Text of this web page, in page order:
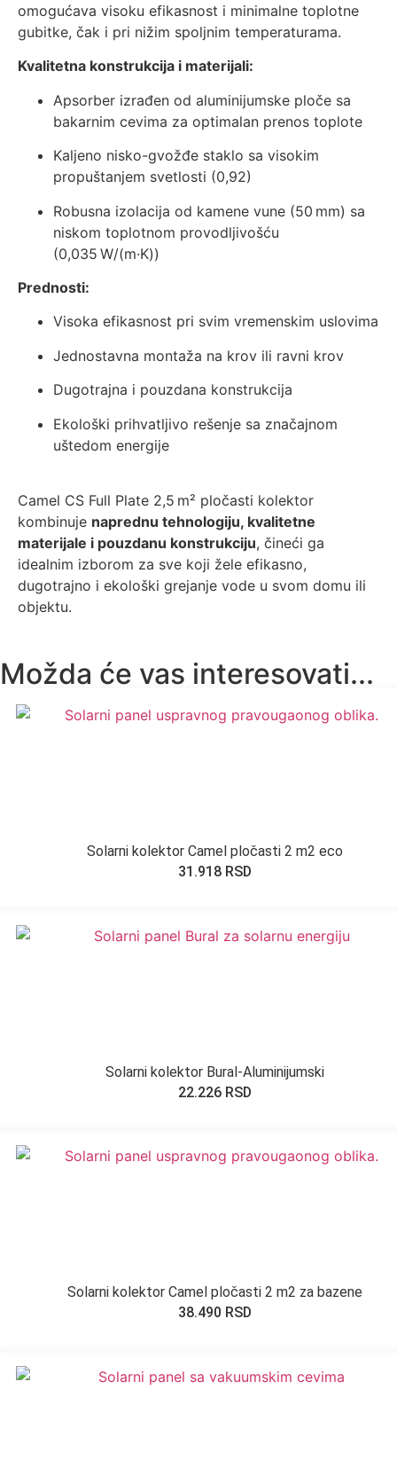
omogućava visoku efikasnost i minimalne toplotne
gubitke, čak i pri nižim spoljnim temperaturama.
Kvalitetna konstrukcija i materijali:
Apsorber izrađen od aluminijumske ploče sa
bakarnim cevima za optimalan prenos toplote
Kaljeno nisko-gvožđe staklo sa visokim
propuštanjem svetlosti (0,92)
Robusna izolacija od kamene vune (50 mm) sa
niskom toplotnom provodljivošću
(0,035 W/(m·K))
Prednosti:
Visoka efikasnost pri svim vremenskim uslovima
Jednostavna montaža na krov ili ravni krov
Dugotrajna i pouzdana konstrukcija
Ekološki prihvatljivo rešenje sa značajnom
uštedom energije
Camel CS Full Plate 2,5 m² pločasti kolektor
kombinuje naprednu tehnologiju, kvalitetne
materijale i pouzdanu konstrukciju, čineći ga
idealnim izborom za sve koji žele efikasno,
dugotrajno i ekološki grejanje vode u svom domu ili
objektu.
Možda će vas interesovati...
Solarni kolektor Camel pločasti 2 m2 eco
31.918 RSD
Solarni kolektor Bural-Aluminijumski
22.226 RSD
Solarni kolektor Camel pločasti 2 m2 za bazene
38.490 RSD